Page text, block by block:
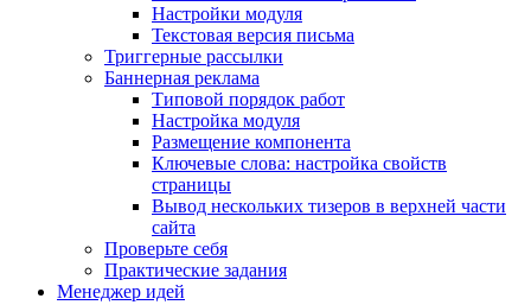
Настройки модуля
Текстовая версия письма
Триггерные рассылки
Баннерная реклама
Типовой порядок работ
Настройка модуля
Размещение компонента
Ключевые слова: настройка свойств
страницы
Вывод нескольких тизеров в верхней части
сайта
Проверьте себя
Практические задания
Менеджер идей